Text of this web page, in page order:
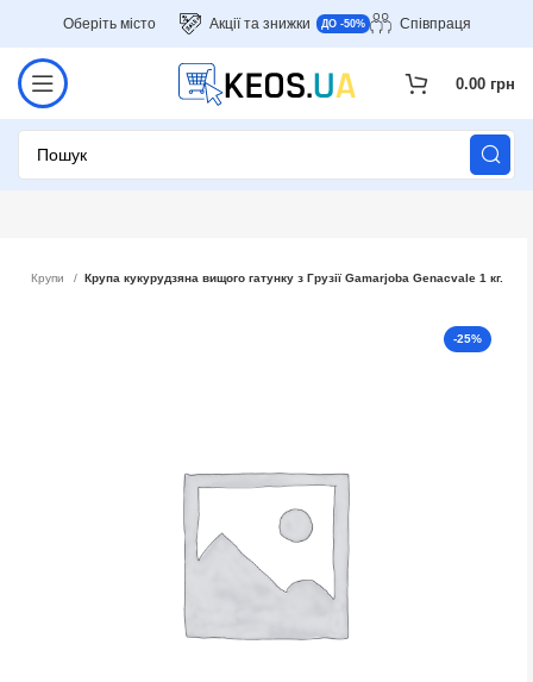
Оберіть місто Акції та знижки ДО -50% Співпраця
0.00 грн
Крупи Крупа кукурудзяна вищого гатунку з Грузії Gamarjoba Genacvale 1 кг.
-25%